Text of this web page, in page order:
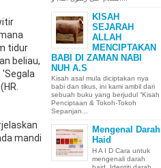
tidur
beliau,
'Segala
mandi
KISAH
SEJARAH
ALLAH
MENCIPTAKAN
BABI DI ZAMAN NABI
NUH A.S
Kisah asal mula diciptakan nya
babi dan tikus, ini kami ambil dari
sebuah buku yang berjudul “Kisah
Penciptaan & Tokoh-Tokoh
Sepanjan...
Mengenal Darah
Haid
H A I D Cara untuk
mengenali darah